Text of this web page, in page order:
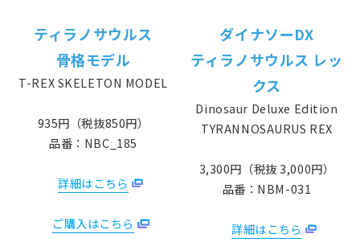
ティラノサウルス
骨格モデル
T-REX SKELETON MODEL
935円（税抜850円）
品番：NBC_185
詳細はこちら
ご購入はこちら
ダイナソーDX
ティラノサウルス レッ
クス
Dinosaur Deluxe Edition
TYRANNOSAURUS REX
3,300円（税抜 3,000円）
品番：NBM-031
詳細はこちら